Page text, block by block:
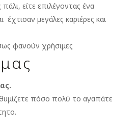
είτε επιλέγοντας ένα
μεγάλες καριέρες και
φανούν χρήσιμες
πόσο πολύ το αγαπάτε